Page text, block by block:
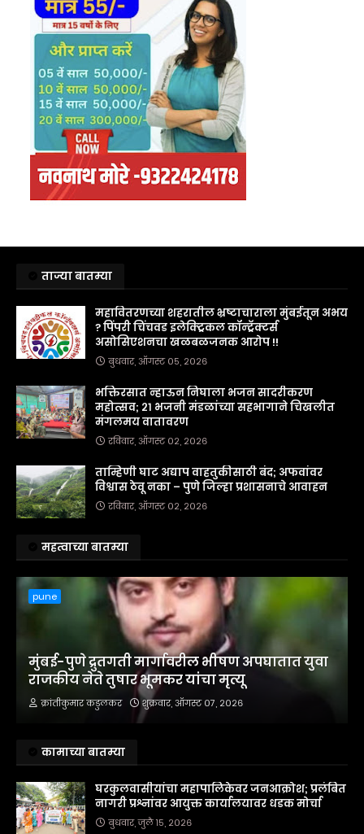
ताज्या बातम्या
महावितरणच्या शहरातील भ्रष्टाचाराला मुंबईतून अभय
? पिंपरी चिंचवड इलेक्ट्रिकल कॉन्ट्रॅक्टर्स
असोसिएशनचा खळबळजनक आरोप !!
बुधवार, ऑगस्ट ०५, २०२६
भक्तिरसात न्हाऊन निघाला भजन सादरीकरण
महोत्सव; २१ भजनी मंडळांच्या सहभागाने चिखलीत
मंगलमय वातावरण
रविवार, ऑगस्ट ०२, २०२६
ताम्हिणी घाट अद्याप वाहतुकीसाठी बंद; अफवांवर
विश्वास ठेवू नका – पुणे जिल्हा प्रशासनाचे आवाहन
रविवार, ऑगस्ट ०२, २०२६
महत्वाच्या बातम्या
pune
मुंबई-पुणे द्रुतगती मार्गावरील भीषण अपघातात युवा
राजकीय नेते तुषार भूमकर यांचा मृत्यू
क्रांतीकुमार कडुलकर शुक्रवार, ऑगस्ट ०७, २०२६
कामाच्या बातम्या
घरकुलवासीयांचा महापालिकेवर जनआक्रोश; प्रलंबित
नागरी प्रश्नांवर आयुक्त कार्यालयावर धडक मोर्चा
बुधवार, जुलै १५, २०२६